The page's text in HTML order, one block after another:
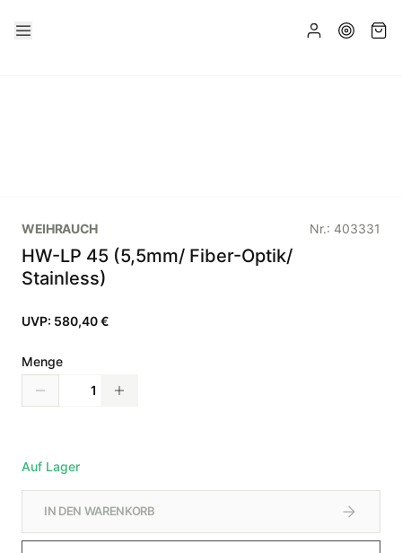
WEIHRAUCH Nr.: 403331
HW-LP 45 (5,5mm/ Fiber-Optik/
Stainless)
UVP: 580,40 €
Menge
Auf Lager
IN DEN WARENKORB